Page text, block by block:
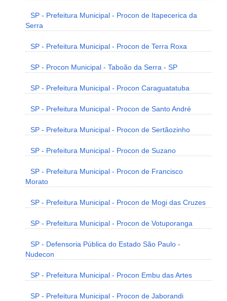
SP - Prefeitura Municipal - Procon de Itapecerica da
Serra
SP - Prefeitura Municipal - Procon de Terra Roxa
SP - Procon Municipal - Taboão da Serra - SP
SP - Prefeitura Municipal - Procon Caraguatatuba
SP - Prefeitura Municipal - Procon de Santo André
SP - Prefeitura Municipal - Procon de Sertãozinho
SP - Prefeitura Municipal - Procon de Suzano
SP - Prefeitura Municipal - Procon de Francisco
Morato
SP - Prefeitura Municipal - Procon de Mogi das Cruzes
SP - Prefeitura Municipal - Procon de Votuporanga
SP - Defensoria Pública do Estado São Paulo -
Nudecon
SP - Prefeitura Municipal - Procon Embu das Artes
SP - Prefeitura Municipal - Procon de Jaborandi